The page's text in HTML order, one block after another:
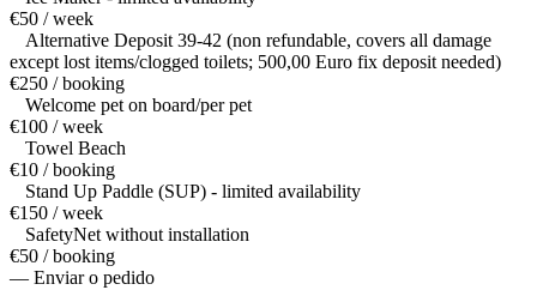
€50 / week
Alternative Deposit 39-42 (non refundable, covers all damage
except lost items/clogged toilets; 500,00 Euro fix deposit needed)
€250 / booking
Welcome pet on board/per pet
€100 / week
Towel Beach
€10 / booking
Stand Up Paddle (SUP) - limited availability
€150 / week
SafetyNet without installation
€50 / booking
— Enviar o pedido